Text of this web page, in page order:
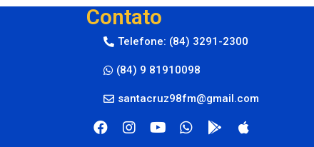
Contato
Telefone: (84) 3291-2300
(84) 9 81910098
santacruz98fm@gmail.com